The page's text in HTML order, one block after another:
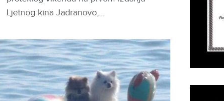
Ljetnog kina Jadranovo,…